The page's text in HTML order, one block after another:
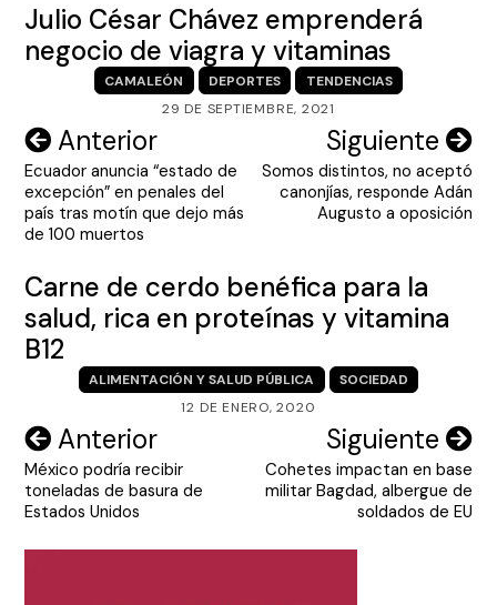
ENGLISH SECTION
VIDEOS
Julio César Chávez emprenderá
negocio de viagra y vitaminas
CAMALEÓN DEPORTES
TENDENCIAS
29 DE SEPTIEMBRE, 2021
Navegación
de
entradas
Anterior
Ecuador anuncia “estado de
excepción” en penales del
país tras motín que dejo más
de 100 muertos
Siguiente
Somos distintos, no aceptó
canonjías, responde Adán
Augusto a oposición
Carne de cerdo benéfica para la
salud, rica en proteínas y vitamina
B12
ALIMENTACIÓN Y SALUD PÚBLICA
SOCIEDAD
12 DE ENERO, 2020
Navegación
de
entradas
Anterior
México podría recibir
toneladas de basura de
Estados Unidos
Siguiente
Cohetes impactan en base
militar Bagdad, albergue de
soldados de EU